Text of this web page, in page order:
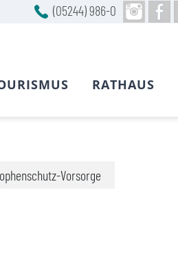
Vorsorge
(05244) 986-0
RATHAUS